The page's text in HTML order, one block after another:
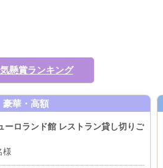
懸賞ランキング
豪華・高額
ーロランド館 レストラン貸し切りご
様